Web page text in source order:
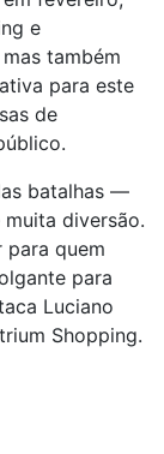
e
também
para este
de
batalhas —
diversão.
para quem
para
Luciano
Shopping.